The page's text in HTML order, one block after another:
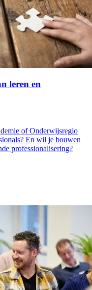
leren en
of Onderwijsregio
En wil je bouwen
professionalisering?